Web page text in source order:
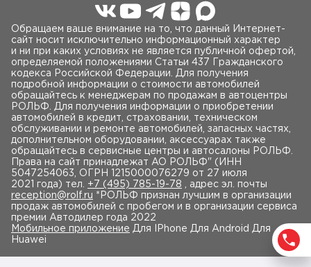
Обращаем ваше внимание на то, что данный Интернет-
сайт носит исключительно информационный характер
и ни при каких условиях не является публичной офертой,
определяемой положениями Статьи 437 Гражданского
кодекса Российской Федерации. Для получения
подробной информации о стоимости автомобилей
обращайтесь к менеджерам по продажам в автоцентры
РОЛЬФ. Для получения информации о приобретении
автомобилей в кредит, страховании, техническом
обслуживании и ремонте автомобилей, запасных частях,
дополнительном оборудовании, аксессуарах также
обращайтесь в сервисные центры и автосалоны РОЛЬФ.
Права на сайт принадлежат AO РОЛЬФ" (ИНН
5047254063, ОГРН 1215000076279 от 27 июля
2021 года) тел. +7 (495) 785-19-78 , адрес эл. почты
reception@rolf.ru *РОЛЬФ признан лучшим в организации
продаж автомобилей с пробегом и в организации сервиса
премии Автодилер года 2022
Мобильное приложение Для IPhone Для Android Для
Huawei